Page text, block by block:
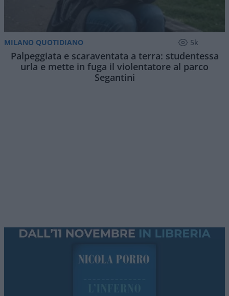
MILANO QUOTIDIANO 5k
Palpeggiata e scaraventata a terra: studentessa
urla e mette in fuga il violentatore al parco
Segantini